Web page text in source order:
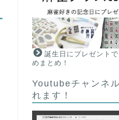
誕生日にプレゼント
めまとめ！
Youtubeチャンネ
れます！